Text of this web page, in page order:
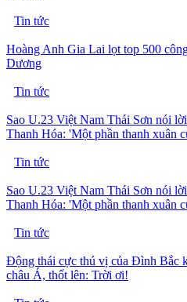
Tin tức
Hoàng Anh Gia Lai lọt top 500
Dương
Tin tức
Sao U.23 Việt Nam Thái Sơn nói
Thanh Hóa: 'Một phần thanh xuân
Tin tức
Sao U.23 Việt Nam Thái Sơn nói
Thanh Hóa: 'Một phần thanh xuân
Tin tức
Động thái cực thú vị của Đình Bắc
châu Á, thốt lên: Trời ơi!